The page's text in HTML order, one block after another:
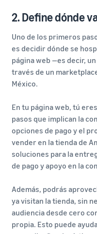
2. Define dónde
Uno de los primeros
es decidir dónde se
página web —es decir,
través de un
México.
En tu página web, tú
pasos que implican la
opciones de pago y el
vender en la tienda de
soluciones para la
de pago y apoyo en la
Además, podrás
ya visitan la tienda, sin
audiencia desde cero
propia. Esto puede